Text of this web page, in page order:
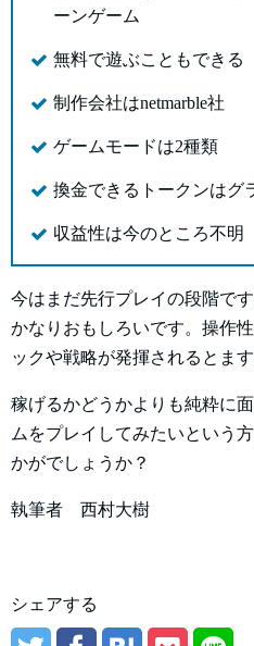
ーンゲーム
無料で遊ぶこともできる
制作会社はnetmarble社
ゲームモードは2種類
換金できるトークンはグ
収益性は今のところ不明
今はまだ先行プレイの段階で
かなりおもしろいです。操作
ックや戦略が発揮されるとま
稼げるかどうかよりも純粋に
ムをプレイしてみたいという
かがでしょうか？
執筆者 西村大樹
シェアする